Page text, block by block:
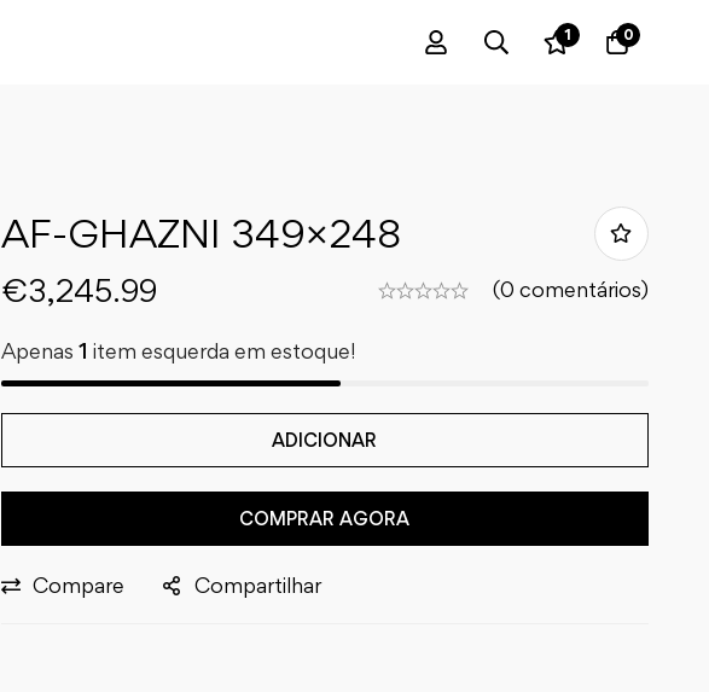
1 0
AF-GHAZNI 349×248
€3,245.99 (0 comentários)
Apenas 1 item esquerda em estoque!
ADICIONAR
COMPRAR AGORA
Compare Compartilhar